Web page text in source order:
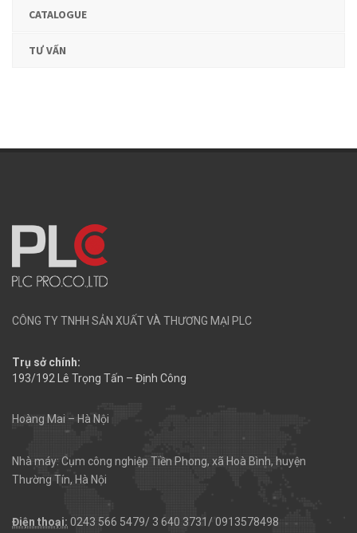
CATALOGUE
TƯ VẤN
CÔNG TY TNHH SẢN XUẤT VÀ THƯƠNG MẠI PLC
Trụ sở chính:
193/192 Lê Trọng Tấn – Định Công
Hoàng Mai – Hà Nội
Nhà máy: Cụm công nghiệp Tiền Phong, xã Hoà Bình, huyện
Thường Tín, Hà Nội
Điện thoại: 0243 566 5479/ 3 640 3731/ 0913578498